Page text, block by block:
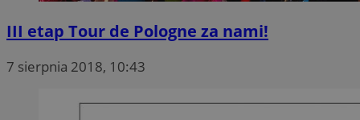
III etap Tour de Pologne za nami!
7 sierpnia 2018, 10:43